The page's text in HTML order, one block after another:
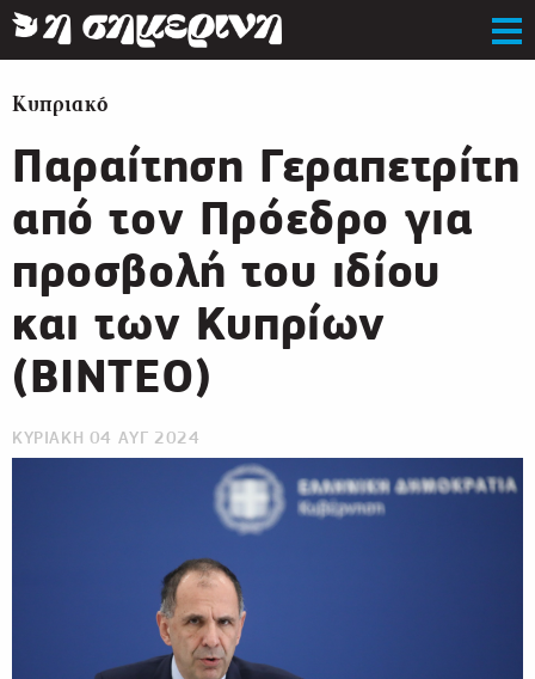
Κυπριακό
Παραίτηση Γεραπετρίτη
από τον Πρόεδρο για
προσβολή του ιδίου
και των Κυπρίων
(ΒΙΝΤΕΟ)
ΚΥΡΙΑΚΗ 04 ΑΥΓ 2024